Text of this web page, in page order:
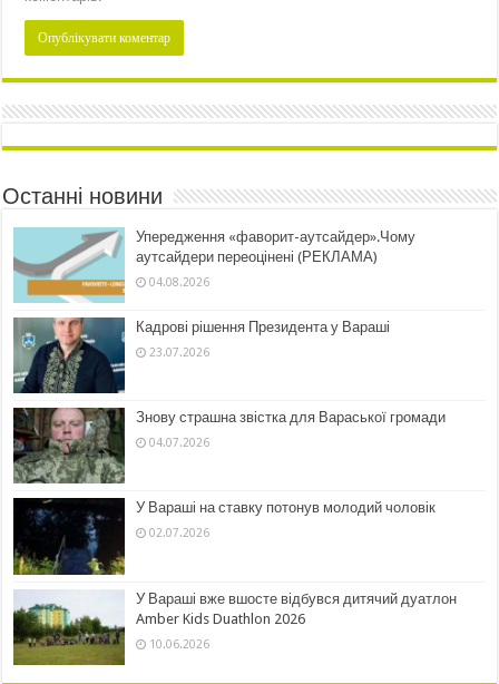
Останні новини
Упередження «фаворит-аутсайдер».Чому
аутсайдери переоцінені (РЕКЛАМА)
04.08.2026
Кадрові рішення Президента у Вараші
23.07.2026
Знову страшна звістка для Вараської громади
04.07.2026
У Вараші на ставку потонув молодий чоловік
02.07.2026
У Вараші вже вшосте відбувся дитячий дуатлон
Amber Kids Duathlon 2026
10.06.2026